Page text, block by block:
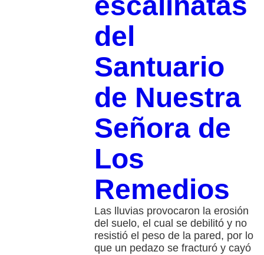
del
Santuario
de Nuestra
Señora de
Los
Remedios
Las lluvias provocaron la erosión
del suelo, el cual se debilitó y no
resistió el peso de la pared, por lo
que un pedazo se fracturó y cayó